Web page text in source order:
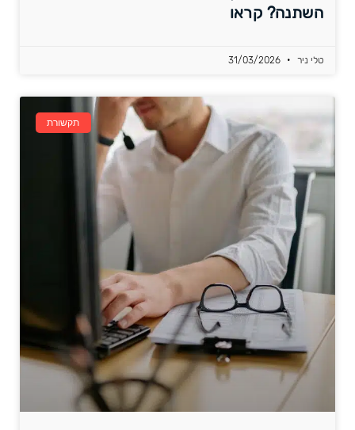
השתנה? קראו
טלי ניר
תקשורת